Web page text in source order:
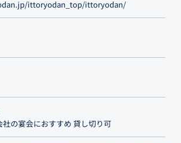
ittoryodan_top/ittoryodan/
の宴会におすすめ 貸し切り可